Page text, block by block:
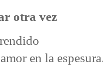
otra vez
en la